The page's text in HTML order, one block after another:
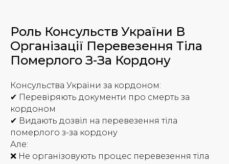
Роль Консульств України В
Організації Перевезення Тіла
Померлого З-За Кордону
Консульства України за кордоном:
✔ Перевіряють документи про смерть за
кордоном
✔ Видають дозвіл на перевезення тіла
померлого з-за кордону
Але:
❌ Не організовують процес перевезення тіла